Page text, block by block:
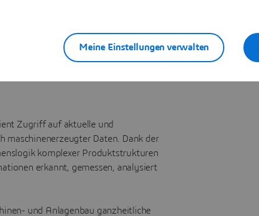
Zugriff auf aktuelle und
maschinenerzeugter Daten. Dank der
komplexer Produktstrukturen
erkannt, gemessen, analysiert
und Anlagenbau ganzheitliche
Meine Einstellungen verwalten